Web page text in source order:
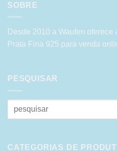
SOBRE
Desde 2010 a Waufen
Prata Fina 925 para venda
PESQUISAR
Pesquisar
por:
CATEGORIAS DE